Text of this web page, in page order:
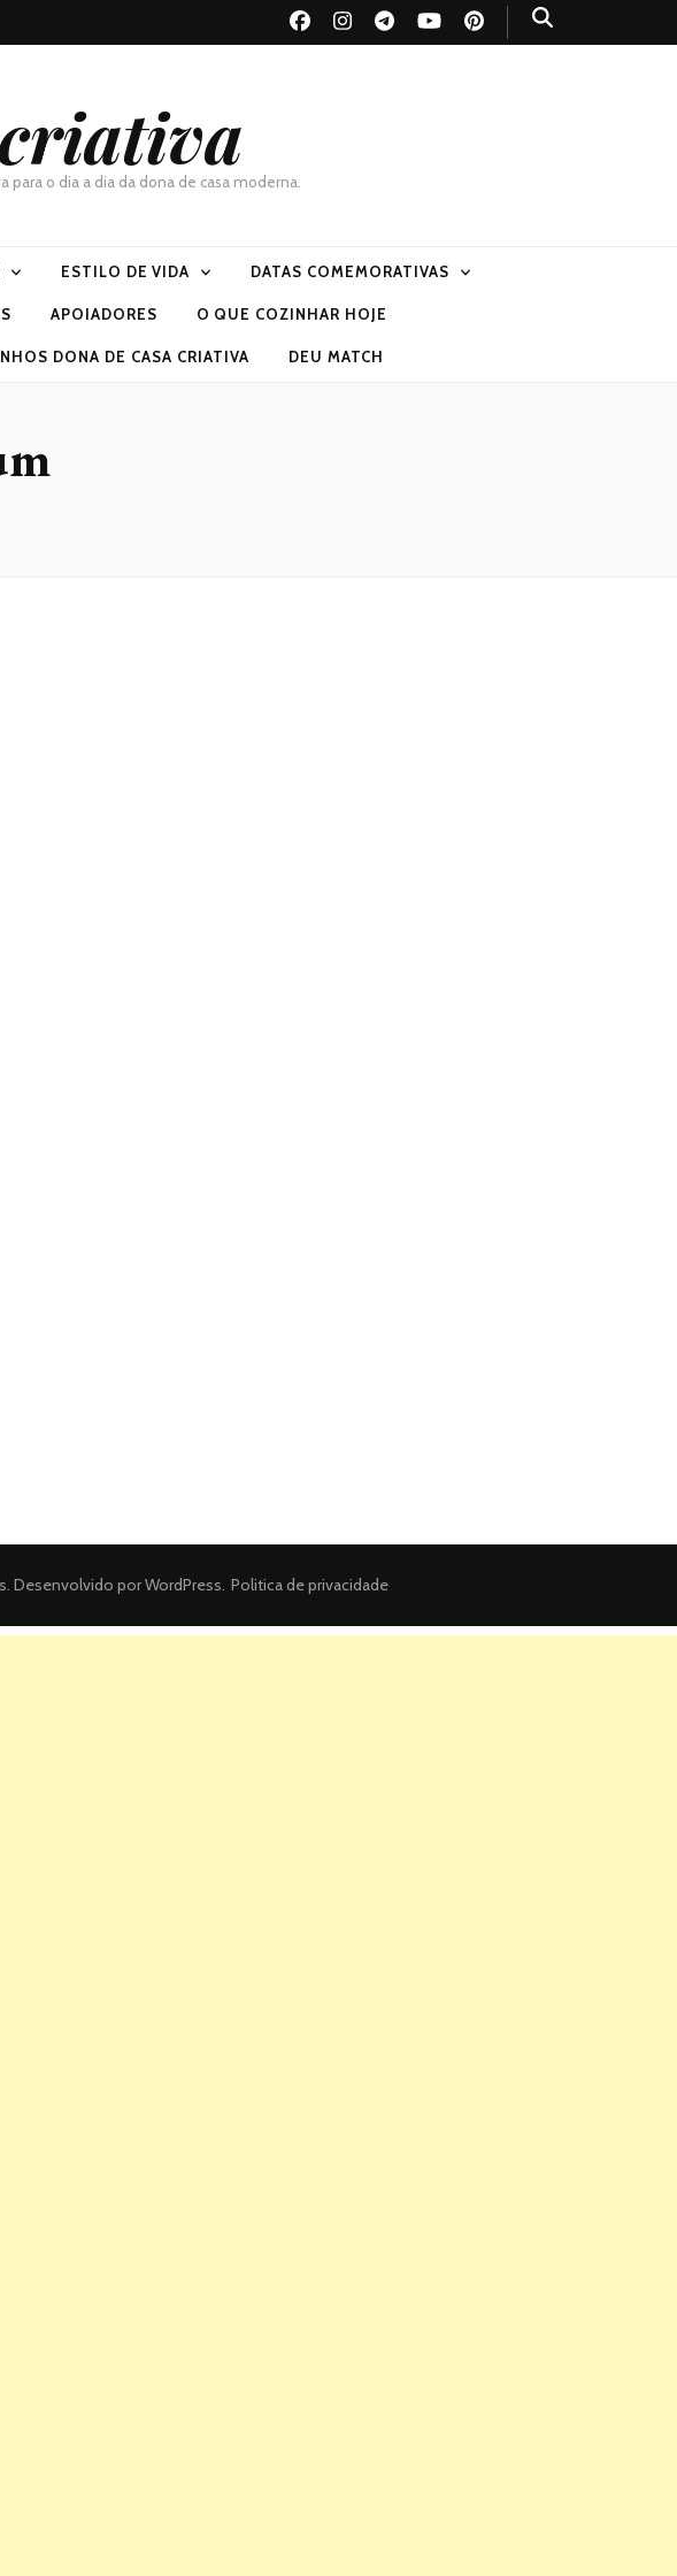
para o dia a dia da dona de casa moderna.
ESTILO DE VIDA DATAS COMEMORATIVAS
APOIADORES O QUE COZINHAR HOJE
DONA DE CASA CRIATIVA DEU MATCH
. Desenvolvido porWordPress. Politica de privacidade